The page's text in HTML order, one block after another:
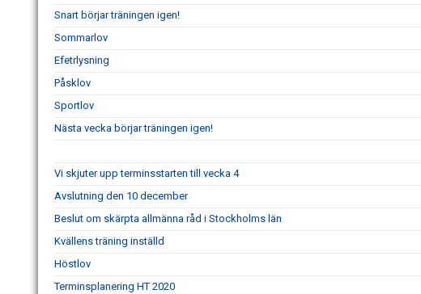
Snart börjar träningen igen!
Sommarlov
Efetrlysning
Påsklov
Sportlov
Nästa vecka börjar träningen igen!
Vi skjuter upp terminsstarten till vecka 4
Avslutning den 10 december
Beslut om skärpta allmänna råd i Stockholms län
Kvällens träning inställd
Höstlov
Terminsplanering HT 2020